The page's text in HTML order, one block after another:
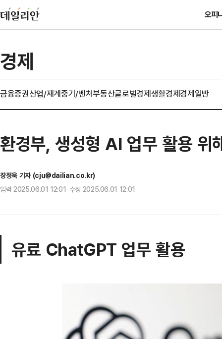
오피
경제
금융증권산업/재계중기/벤처부동산글로벌경제생활경제경제일반
환경부, 생성형 AI 업무 활용
장정욱 기자 (cju@dailian.co.kr)
입력 2025.06.01 12:01 수정 2025.06.01 12:01
유료 ChatGPT 업무 활용